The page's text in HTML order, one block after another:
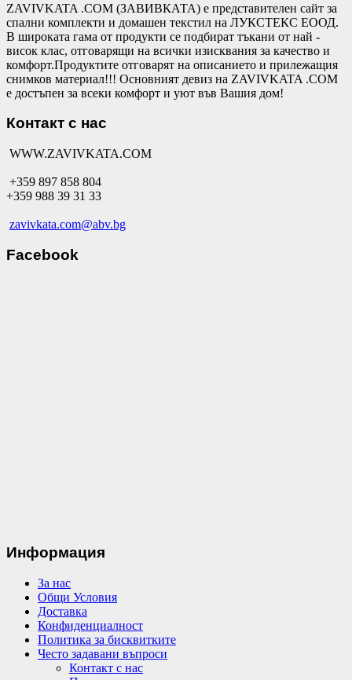
ZAVIVKATA .COM (ЗАВИВКАТА) е представителен сайт за
спални комплекти и домашен текстил на ЛУКСТЕКС ЕООД.
В широката гама от продукти се подбират тъкани от най -
висок клас, отговарящи на всички изисквания за качество и
комфорт.Продуктите отговарят на описанието и прилежащия
снимков материал!!! Основният девиз на ZAVIVKATA .COM
е достъпен за всеки комфорт и уют във Вашия дом!
Контакт с нас
WWW.ZAVIVKATA.COM
+359 897 858 804
+359 988 39 31 33
zavivkata.com@abv.bg
Facebook
Информация
За нас
Общи Условия
Доставка
Конфиденциалност
Политика за бисквитките
Често задавани въпроси
Контакт с нас